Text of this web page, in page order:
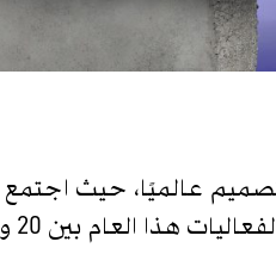
منصات التصميم عالميًا، حيث اجتمع